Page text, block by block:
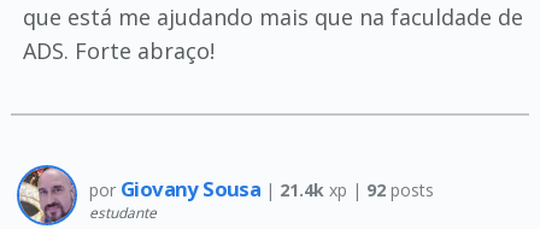
que está me ajudando mais que na faculdade de
ADS. Forte abraço!
por Giovany Sousa | 21.4k xp | 92posts
estudante